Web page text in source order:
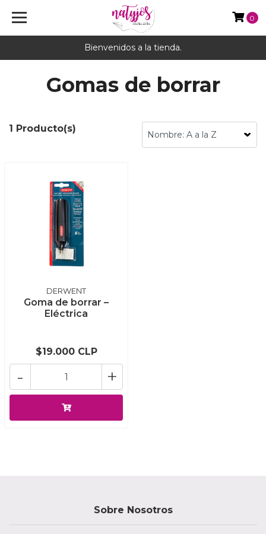
Bienvenidos a la tienda.
0
Gomas de borrar
1 Producto(s)
DERWENT
Goma de borrar –
Eléctrica
$19.000 CLP
+
-
Sobre Nosotros